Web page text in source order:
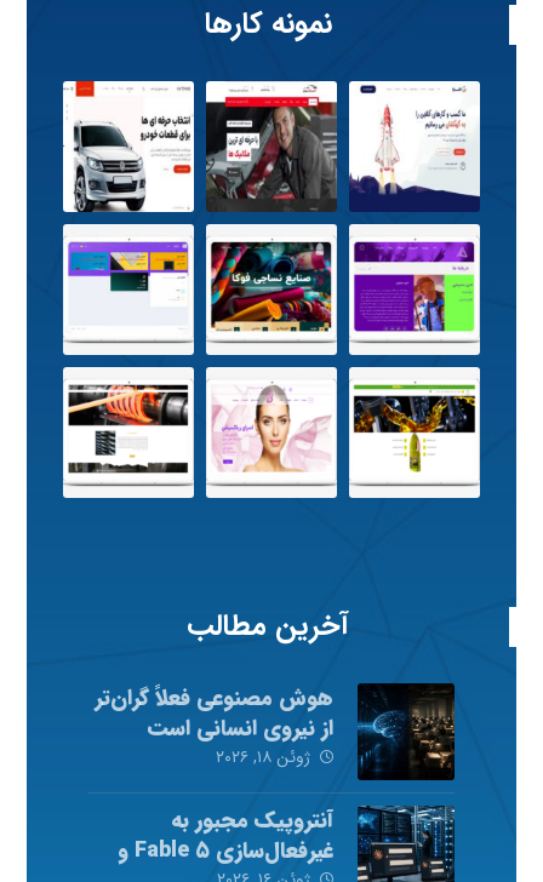
نمونه کارها
آخرین مطالب
هوش مصنوعی فعلاً گران‌تر
از نیروی انسانی است
ژوئن ۱۸, ۲۰۲۶
آنتروپیک مجبور به
غیرفعال‌سازی Fable ۵ و